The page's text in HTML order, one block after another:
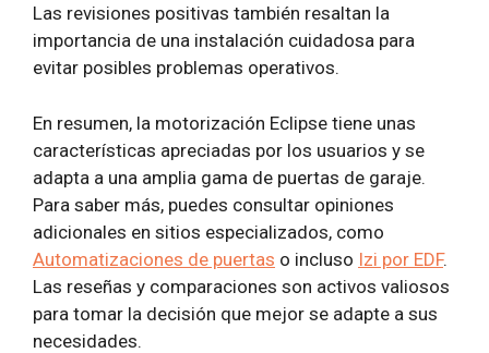
Las revisiones positivas también resaltan la
importancia de una instalación cuidadosa para
evitar posibles problemas operativos.
En resumen, la motorización Eclipse tiene unas
características apreciadas por los usuarios y se
adapta a una amplia gama de puertas de garaje.
Para saber más, puedes consultar opiniones
adicionales en sitios especializados, como
Automatizaciones de puertas o incluso Izi por EDF.
Las reseñas y comparaciones son activos valiosos
para tomar la decisión que mejor se adapte a sus
necesidades.